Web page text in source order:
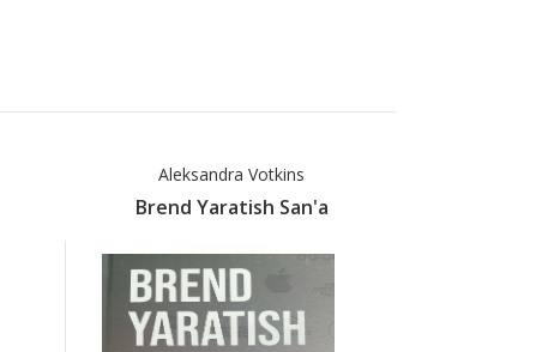
Aleksandra Votkins
Brend Yaratish San'a